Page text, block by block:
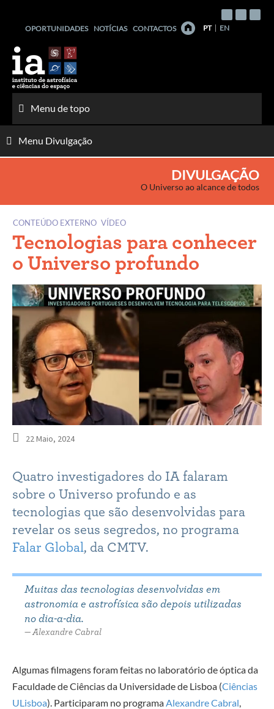
conteúdo
OPORTUNIDADES NOTÍCIAS CONTACTOS PT EN
Menu de topo
Menu Divulgação
DIVULGAÇÃO
O Universo ao alcance de todos
CONTEÚDO EXTERNO VÍDEO
Tecnologias para conhecer
o Universo profundo
22 Maio, 2024
Quatro investigadores do IA falaram
sobre o Universo profundo e as
tecnologias que são desenvolvidas para
revelar os seus segredos, no programa
Falar Global, da CMTV.
Muitas das tecnologias desenvolvidas em
astronomia e astrofísica são depois utilizadas
no dia-a-dia.
Alexandre Cabral
Algumas filmagens foram feitas no laboratório de óptica da
Faculdade de Ciências da Universidade de Lisboa (Ciências
ULisboa). Participaram no programaAlexandre Cabral,